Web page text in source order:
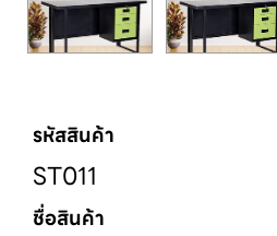
รหัสสินค้า
ST011
ชื่อสินค้า